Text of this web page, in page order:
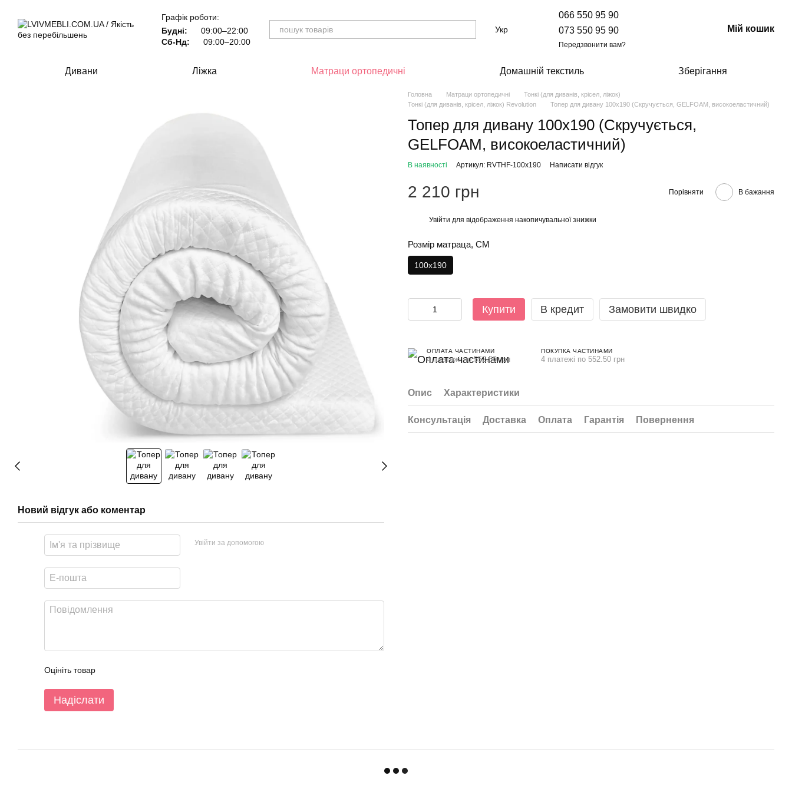
Графік роботи:
Будні:
09:00–22:00
Сб-Нд:
09:00–20:00
Укр
066 550 95 90
073 550 95 90
Передзвонити вам?
Мій кошик
Дивани Ліжка Матраци ортопедичні Домашній текстиль Зберігання
Новий відгук або коментар
Увійти за допомогою
Оцініть товар
Надіслати
Головна Матраци ортопедичні
Тонкі (для диванів, крісел, ліжок)
Тонкі (для диванів, крісел, ліжок) Revolution
Топер для дивану 100x190 (Скручується, GELFOAM, високоеластичний)
Топер для дивану 100x190 (Скручується,
GELFOAM, високоеластичний)
В наявності Артикул: RVTHF-100x190 Написати відгук
2 210 грн Порівняти В бажання
Увійти для відображення накопичувальної знижки
Розмір матраца, СМ
100x190
Купити В кредит Замовити швидко
ОПЛАТА ЧАСТИНАМИ
4 платежі по 552.50 грн
ПОКУПКА ЧАСТИНАМИ
4 платежі по 552.50 грн
Опис Характеристики
Консультація Доставка Оплата Гарантія Повернення